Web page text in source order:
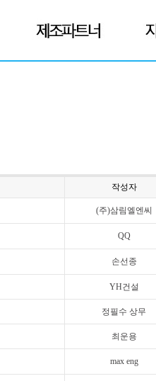
작성자
(주)삼림엘엔씨
QQ
손선종
YH건설
정필수 상무
최운용
max eng